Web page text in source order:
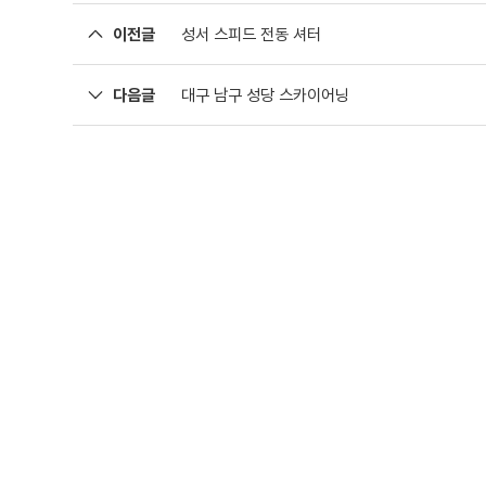
이전글 성서 스피드 전동 셔터
다음글 대구 남구 성당 스카이어닝